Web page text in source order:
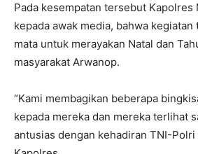
Pada kesempatan tersebut Kapolres
kepada awak media, bahwa
mata untuk merayakan Natal dan
masyarakat Arwanop.
“Kami membagikan beberapa
kepada mereka dan mereka terlihat
antusias dengan kehadiran TNI-Polri